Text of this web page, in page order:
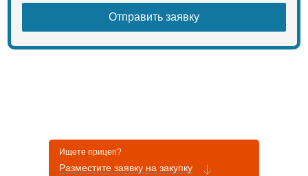
Ищете прицеп?
Разместите заявку на закупку